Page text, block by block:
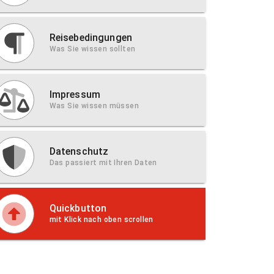
Reisebedingungen
Was Sie wissen sollten
Impressum
Was Sie wissen müssen
Datenschutz
Das passiert mit Ihren Daten
Quickbutton
mit Klick nach oben scrollen